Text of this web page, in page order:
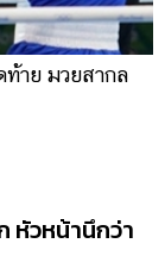
าย มวยสากล
หัวหน้านึกว่า